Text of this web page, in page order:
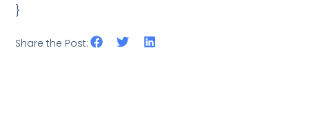
}
Share the Post: